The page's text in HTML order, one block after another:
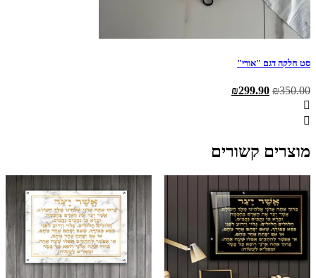
סט חלקה דגם "אורי"
₪350.00
המחיר ₪299.90
מוצרים קשורים